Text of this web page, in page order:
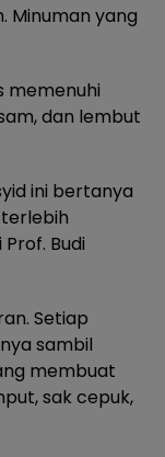
Minuman yang
memenuhi
dan lembut
ini bertanya
Budi
Setiap
sambil
membuat
sak cepuk,